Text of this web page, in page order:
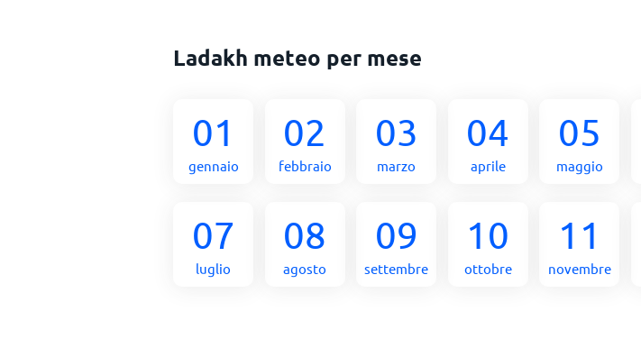
Ladakh meteo per mese
01
gennaio
02
febbraio
03
marzo
04
aprile
05
maggio
07
luglio
08
agosto
09
settembre
10
ottobre
11
novembre